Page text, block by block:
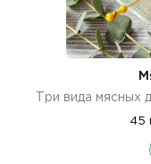
Три вида мясных
45